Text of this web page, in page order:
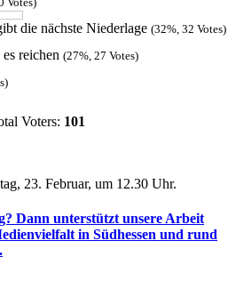
die nächste Niederlage (32%, 32 Votes)
reichen (27%, 27 Votes)
Voters: 101
23. Februar, um 12.30 Uhr.
Dann unterstützt unsere Arbeit
in Südhessen und rund